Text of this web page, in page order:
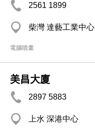
2561 1899
柴灣 達藝工業中心
電腦噴畫
美昌大廈
2897 5883
上水 深港中心